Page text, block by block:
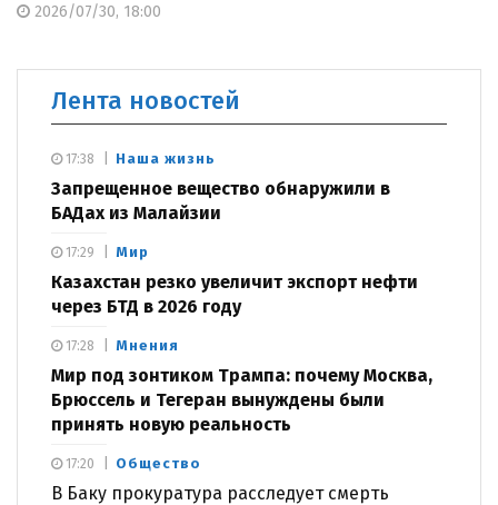
2026/07/30, 18:00
Лента новостей
Наша жизнь
Запрещенное вещество обнаружили в
БАДах из Малайзии
17:38
Мир
Казахстан резко увеличит экспорт нефти
через БТД в 2026 году
17:29
Мнения
Мир под зонтиком Трампа: почему Москва,
Брюссель и Тегеран вынуждены были
принять новую реальность
17:28
Общество
В Баку прокуратура расследует смерть
17:20